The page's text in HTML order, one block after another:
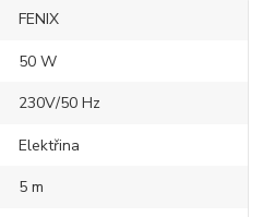
FENIX
50 W
230V/50 Hz
Elektřina
5 m